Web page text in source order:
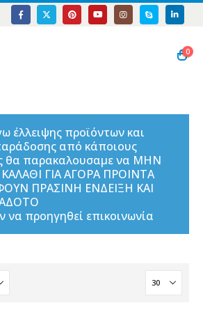
0
έλλειψης προϊόντων και
από κάποιους
θα παρακαλουσαμε να ΜΗΝ
ΓΙΑ ΑΓΟΡΑ ΠΡΟΙΝΤΑ
ΠΡΑΣΙΝΗ ΕΝΔΕΙΞΗ ΚΑΙ
να προηγηθεί επικοινωνία